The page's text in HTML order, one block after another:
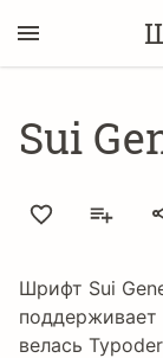
Sui
Шрифт Sui
поддерживает
велась